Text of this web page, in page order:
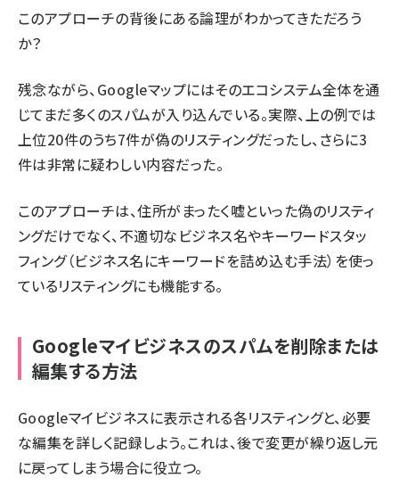
このアプローチの背後にある論理がわかってきただろう
か？
残念ながら、Googleマップにはそのエコシステム全体を通
じてまだ多くのスパムが入り込んでいる。実際、上の例では
上位20件のうち7件が偽のリスティングだったし、さらに3
件は非常に疑わしい内容だった。
このアプローチは、住所がまったく嘘といった偽のリスティ
ングだけでなく、不適切なビジネス名やキーワードスタッ
フィング（ビジネス名にキーワードを詰め込む手法）を使っ
ているリスティングにも機能する。
Googleマイビジネスのスパムを削除または
編集する方法
Googleマイビジネスに表示される各リスティングと、必要
な編集を詳しく記録しよう。これは、後で変更が繰り返し元
に戻ってしまう場合に役立つ。